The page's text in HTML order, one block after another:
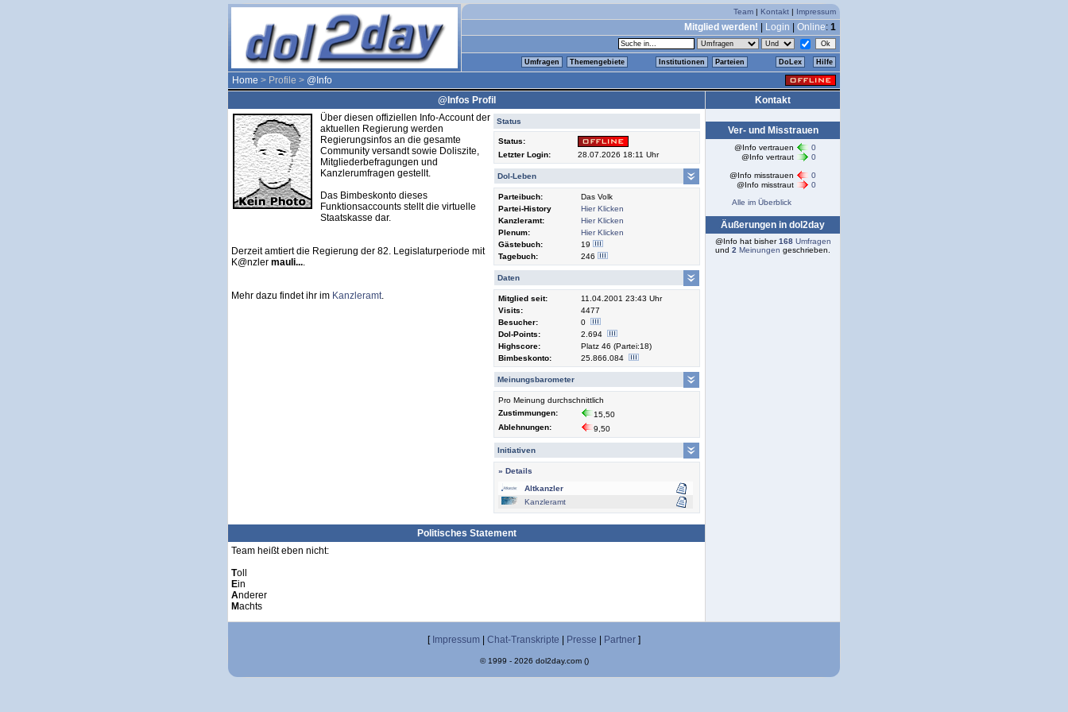
Team | Kontakt | Impressum
Mitglied werden! Login Online: 1
Umfragen Themengebiete Institutionen Parteien DoLex Hilfe
Home > Profile > @Info
@Infos Profil
Status
Status:
Letzter Login:
28.07.2026 18:11 Uhr
Dol-Leben
Parteibuch:
Das Volk
Partei-History
Hier Klicken
Kanzleramt:
Hier Klicken
Plenum:
Hier Klicken
Gästebuch:
19
Tagebuch:
246
Daten
Mitglied seit:
11.04.2001 23:43 Uhr
Visits:
4477
Besucher:
0
Dol-Points:
2.694
Highscore:
Platz 46 (Partei:18)
Bimbeskonto:
25.866.084
Meinungsbarometer
Pro Meinung durchschnittlich
Zustimmungen:
15,50
Ablehnungen:
9,50
Initiativen
» Details
Altkanzler
Kanzleramt
Über diesen offiziellen Info-Account der
aktuellen Regierung werden
Regierungsinfos an die gesamte
Community versandt sowie Doliszite,
Mitgliederbefragungen und
Kanzlerumfragen gestellt.
Das Bimbeskonto dieses
Funktionsaccounts stellt die virtuelle
Staatskasse dar.
Derzeit amtiert die Regierung der 82. Legislaturperiode mit
K@nzler mauli....
Mehr dazu findet ihr im Kanzleramt.
Politisches Statement
Team heißt eben nicht:
Toll
Ein
Anderer
Machts
Kontakt
Ver- und Misstrauen
@Info vertrauen
0
@Info vertraut
0
@Info misstrauen
0
@Info misstraut
0
Alle im Überblick
Äußerungen in dol2day
@Info hat bisher168 Umfragen
und 2 Meinungen geschrieben.
[ Impressum Chat-Transkripte Presse Partner ]
© 1999 - 2026 dol2day.com ()